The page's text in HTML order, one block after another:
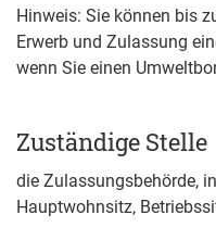
Hinweis: Sie können bis
Erwerb und Zulassung
wenn Sie einen
Zuständige Stelle
die Zulassungsbehörde,
Hauptwohnsitz,